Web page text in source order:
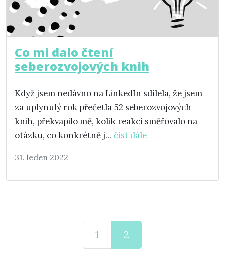
Co mi dalo čtení
seberozvojových knih
Když jsem nedávno na LinkedIn sdílela, že jsem
za uplynulý rok přečetla 52 seberozvojových
knih, překvapilo mě, kolik reakcí směřovalo na
otázku, co konkrétně j... číst dále
31. leden 2022
1 2